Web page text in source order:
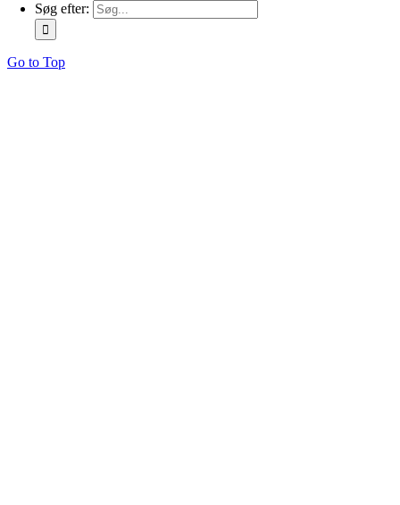
Søg efter:
Go to Top